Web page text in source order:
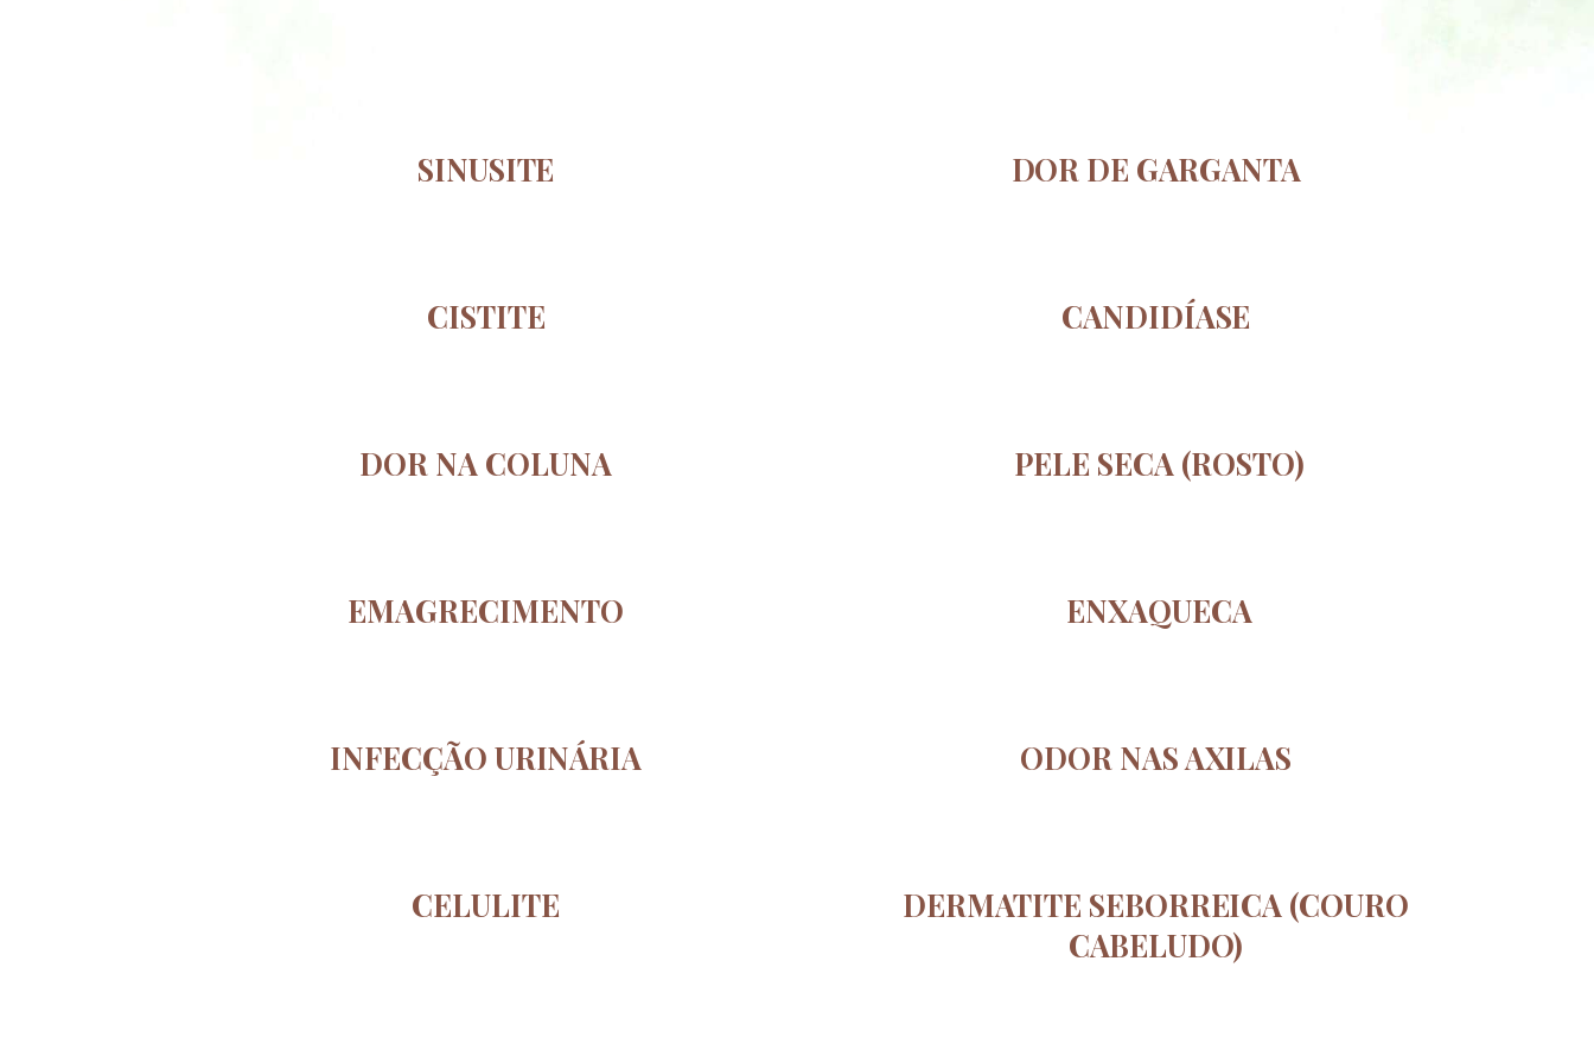
SINUSITE DOR DE GARGANTA
CISTITE CANDIDÍASE
DOR NA COLUNA PELE SECA (ROSTO)
EMAGRECIMENTO ENXAQUECA
INFECÇÃO URINÁRIA ODOR NAS AXILAS
CELULITE
DERMATITE SEBORREICA (COURO
CABELUDO)